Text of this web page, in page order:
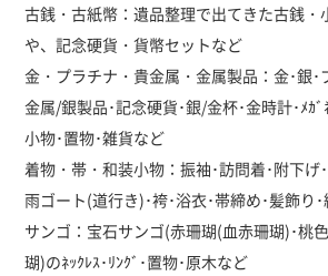
古銭・古紙幣：遺品整理で出てきた古銭・
や、記念硬貨・貨幣セットなど
金・プラチナ・貴金属・金属製品：金･銀･
金属/銀製品･記念硬貨･銀/金杯･金時計･ﾒｶﾞ
小物･置物･雑貨など
着物・帯・和装小物：振袖･訪問着･附下げ
雨ゴート(道行き)･袴･浴衣･帯締め･髪飾り
サンゴ：宝石サンゴ(赤珊瑚(血赤珊瑚)･桃
瑚)のﾈｯｸﾚｽ･ﾘﾝｸﾞ･置物･原木など